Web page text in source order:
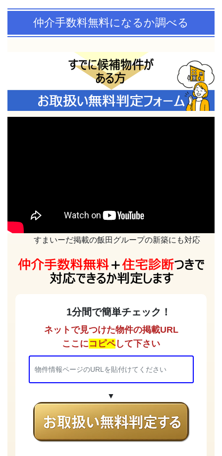
仲介手数料無料になるか調べる
すまいーだ掲載の飯田グループの新築にも対応
1分間で簡単チェック！
ネットで見つけた物件の掲載URL
ここにコピペして下さい
▼